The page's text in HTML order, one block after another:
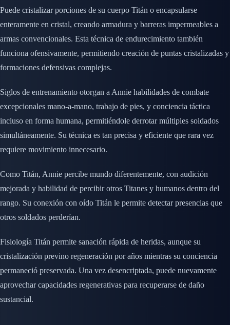
Puede cristalizar porciones de su cuerpo Titán o encapsularse
enteramente en cristal, creando armadura y barreras impermeables a
armas convencionales. Esta técnica de endurecimiento también
funciona ofensivamente, permitiendo creación de puntas cristalizadas y
formaciones defensivas complejas.
Siglos de entrenamiento otorgan a Annie habilidades de combate
excepcionales mano-a-mano, trabajo de pies, y conciencia táctica
incluso en forma humana, permitiéndole derrotar múltiples soldados
simultáneamente. Su técnica es tan precisa y eficiente que rara vez
requiere movimiento innecesario.
Como Titán, Annie percibe mundo diferentemente, con audición
mejorada y habilidad de percibir otros Titanes y humanos dentro del
rango. Su conexión con oído Titán le permite detectar presencias que
otros soldados perderían.
Fisiología Titán permite sanación rápida de heridas, aunque su
cristalización previno regeneración por años mientras su conciencia
permaneció preservada. Una vez desencriptada, puede nuevamente
aprovechar capacidades regenerativas para recuperarse de daño
sustancial.